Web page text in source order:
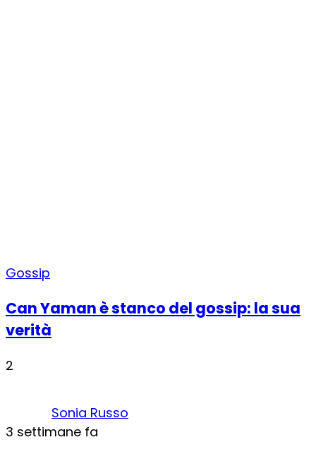
Gossip
Can Yaman è stanco del gossip: la sua
verità
2
Sonia Russo
3 settimane fa